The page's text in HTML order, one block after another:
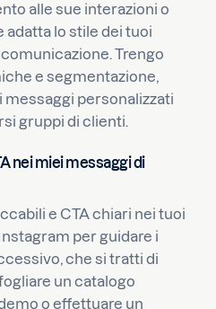
alle sue interazioni o
lo stile dei tuoi
Trengo
e segmentazione,
messaggi personalizzati
gruppi di clienti.
nei miei messaggi di
e CTA chiari nei tuoi
per guidare i
che si tratti di
un catalogo
o effettuare un